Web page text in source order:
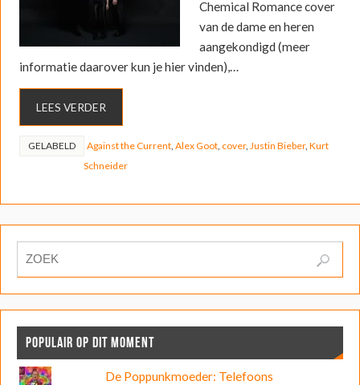
Chemical Romance cover
van de dame en heren
aangekondigd (meer
informatie daarover kun je hier vinden),…
LEES VERDER
GELABELD Against the Current, Alex Goot, cover, Justin Bieber, Kurt
Schneider
POPULAIR OP DIT MOMENT
De Poppunkmoeder: Telefoons